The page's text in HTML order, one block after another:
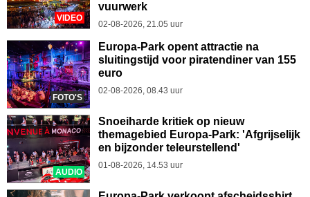
VIDEO
vuurwerk
02-08-2026, 21.05 uur
FOTO'S
Europa-Park opent attractie na
sluitingstijd voor piratendiner van 155
euro
02-08-2026, 08.43 uur
AUDIO
Snoeiharde kritiek op nieuw
themagebied Europa-Park: 'Afgrijselijk
en bijzonder teleurstellend'
01-08-2026, 14.53 uur